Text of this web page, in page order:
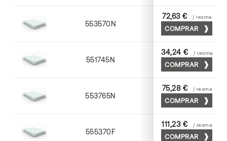
553570N 70 x 100
72,63 € / resma
COMPRAR
551745N 45 x 64
34,24 € / resma
COMPRAR
553765N 65 x 90
75,28 € / resma
COMPRAR
555370F 70 x 100
111,23 € / resma
COMPRAR